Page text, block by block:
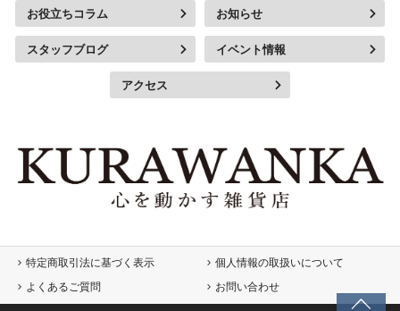
お役立ちコラム お知らせ
スタッフブログ イベント情報
アクセス
特定商取引法に基づく表示
個人情報の取扱いについて
よくあるご質問
お問い合わせ